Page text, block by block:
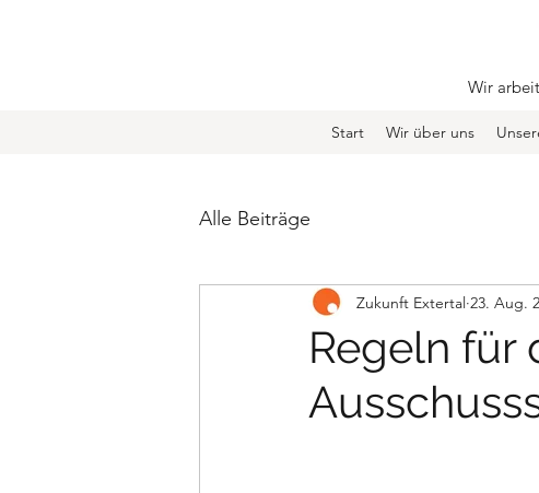
Wir
Start Wir über uns
Alle Beiträge
Regeln für
Zukunft Extertal 23. Aug.